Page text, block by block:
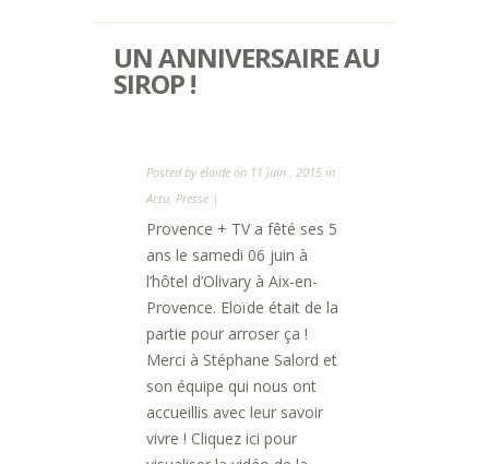
UN ANNIVERSAIRE AU
SIROP !
Posted byeloide on 11 Juin , 2015 in
Actu, Presse |
Provence + TV a fêté ses 5
ans le samedi 06 juin à
l’hôtel d’Olivary à Aix-en-
Provence. Eloïde était de la
partie pour arroser ça !
Merci à Stéphane Salord et
son équipe qui nous ont
accueillis avec leur savoir
vivre ! Cliquez ici pour